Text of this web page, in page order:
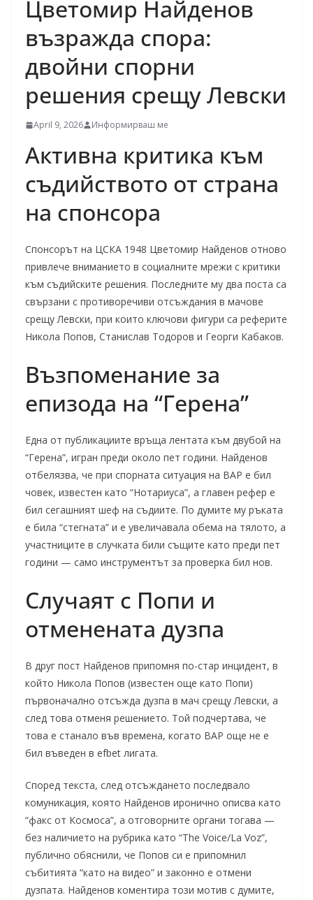
Цветомир Найденов
възражда спора:
двойни спорни
решения срещу Левски
April 9, 2026 Информирваш ме
Активна критика към
съдийството от страна
на спонсора
Спонсорът на ЦСКА 1948 Цветомир Найденов отново
привлече вниманието в социалните мрежи с критики
към съдийските решения. Последните му два поста са
свързани с противоречиви отсъждания в мачове
срещу Левски, при които ключови фигури са реферите
Никола Попов, Станислав Тодоров и Георги Кабаков.
Възпоменание за
епизода на “Герена”
Една от публикациите връща лентата към двубой на
“Герена”, игран преди около пет години. Найденов
отбелязва, че при спорната ситуация на ВАР е бил
човек, известен като “Нотариуса”, а главен рефер е
бил сегашният шеф на съдиите. По думите му ръката
е била “стегната” и е увеличавала обема на тялото, а
участниците в случката били същите като преди пет
години — само инструментът за проверка бил нов.
Случаят с Попи и
отменената дузпа
В друг пост Найденов припомня по-стар инцидент, в
който Никола Попов (известен още като Попи)
първоначално отсъжда дузпа в мач срещу Левски, а
след това отменя решението. Той подчертава, че
това е станало във времена, когато ВАР още не е
бил въведен в efbet лигата.
Според текста, след отсъждането последвало
комуникация, която Найденов иронично описва като
“факс от Космоса”, а отговорните органи тогава —
без наличието на рубрика като “The Voice/La Voz”,
публично обяснили, че Попов си е припомнил
събитията “като на видео” и законно е отмени
дузпата. Найденов коментира този мотив с думите,